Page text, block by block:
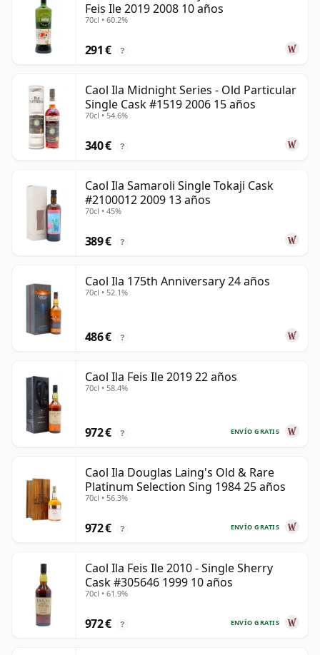
Feis Ile 2019 2008 10 años
70cl • 60.2%
291 € ?
Caol Ila Midnight Series - Old Particular
Single Cask #1519 2006 15 años
70cl • 54.6%
340 € ?
Caol Ila Samaroli Single Tokaji Cask
#2100012 2009 13 años
70cl • 45%
389 € ?
Caol Ila 175th Anniversary 24 años
70cl • 52.1%
486 € ?
Caol Ila Feis Ile 2019 22 años
70cl • 58.4%
ENVÍO GRATIS
972 € ?
Caol Ila Douglas Laing's Old & Rare
Platinum Selection Sing 1984 25 años
70cl • 56.3%
ENVÍO GRATIS
972 € ?
Caol Ila Feis Ile 2010 - Single Sherry
Cask #305646 1999 10 años
70cl • 61.9%
ENVÍO GRATIS
972 € ?